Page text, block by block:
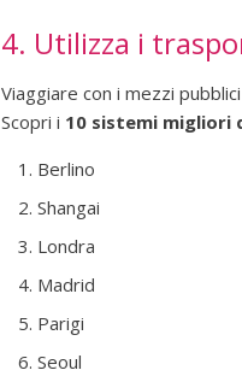
4. Utilizza i
Viaggiare con i mezzi
Scopri i 10 sistemi migliori
Berlino
Shangai
Londra
Madrid
Parigi
Seoul